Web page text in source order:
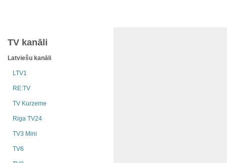
TV kanāli
Latviešu kanāli
LTV1
RE:TV
TV Kurzeme
Riga TV24
TV3 Mini
TV6